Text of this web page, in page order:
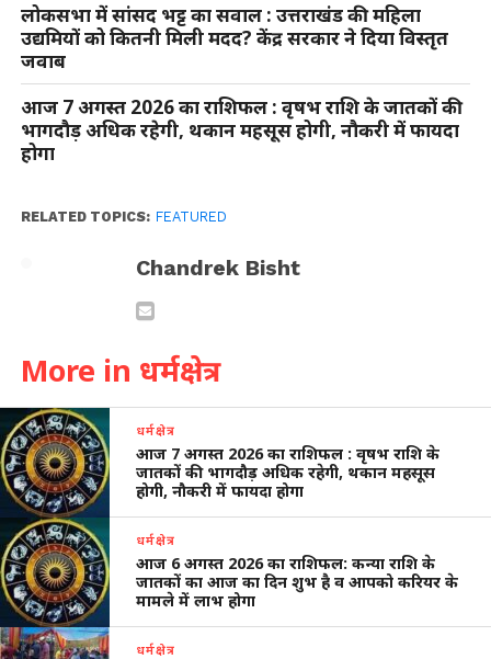
लोकसभा में सांसद भट्ट का सवाल : उत्तराखंड की महिला
उद्यमियों को कितनी मिली मदद? केंद्र सरकार ने दिया विस्तृत
जवाब
आज 7 अगस्त 2026 का राशिफल : वृषभ राशि के जातकों की
भागदौड़ अधिक रहेगी, थकान महसूस होगी, नौकरी में फायदा
होगा
RELATED TOPICS: FEATURED
Chandrek Bisht
More in धर्मक्षेत्र
धर्मक्षेत्र
आज 7 अगस्त 2026 का राशिफल : वृषभ राशि के
जातकों की भागदौड़ अधिक रहेगी, थकान महसूस
होगी, नौकरी में फायदा होगा
धर्मक्षेत्र
आज 6 अगस्त 2026 का राशिफल: कन्या राशि के
जातकों का आज का दिन शुभ है व आपको करियर के
मामले में लाभ होगा
धर्मक्षेत्र